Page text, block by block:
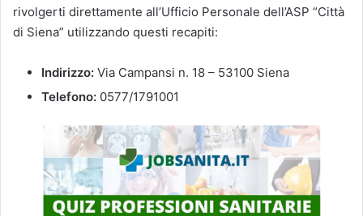
rivolgerti direttamente all’Ufficio Personale dell’ASP “Città
di Siena” utilizzando questi recapiti:
Indirizzo: Via Campansi n. 18 – 53100 Siena
Telefono: 0577/1791001